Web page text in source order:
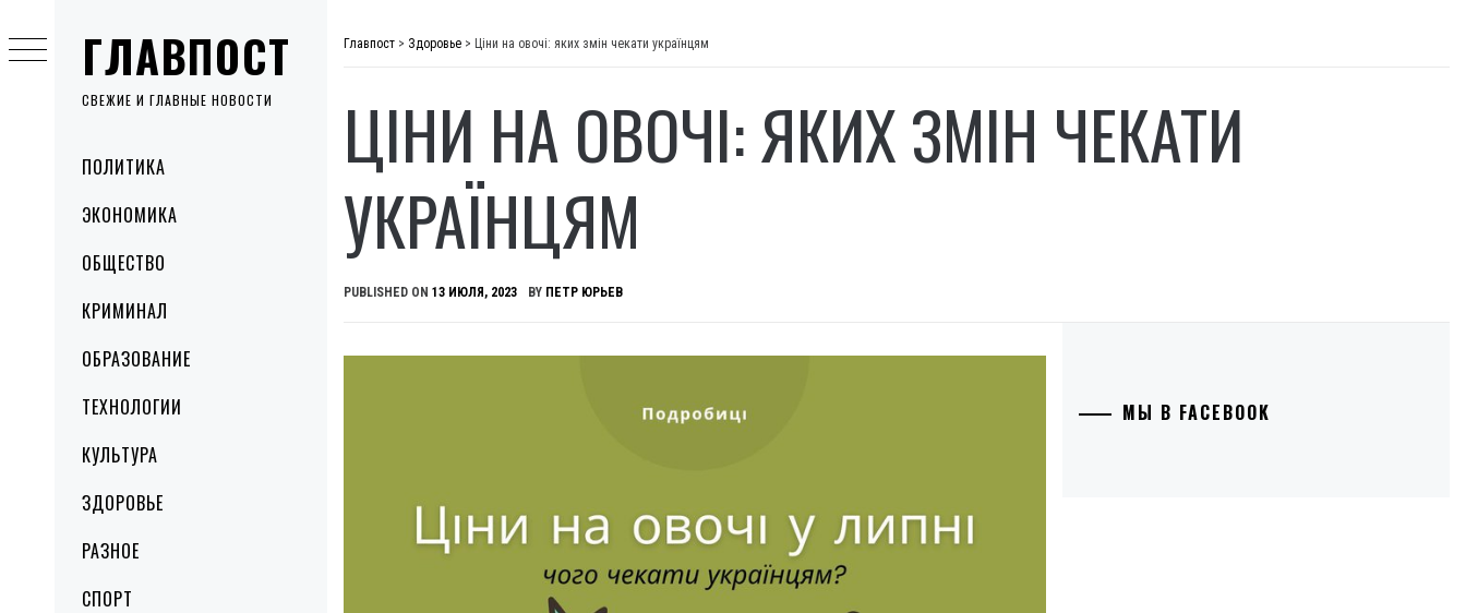
ГЛАВПОСТ
СВЕЖИЕ И ГЛАВНЫЕ НОВОСТИ
MenuПОЛИТИКА
ЭКОНОМИКА
ОБЩЕСТВО
КРИМИНАЛ
ОБРАЗОВАНИЕ
ТЕХНОЛОГИИ
КУЛЬТУРА
ЗДОРОВЬЕ
РАЗНОЕ
СПОРТ
to
content
Главпост > Здоровье > Ціни на овочі: яких змін чекати українцям
ЦІНИ НА ОВОЧІ: ЯКИХ ЗМІН ЧЕКАТИ
УКРАЇНЦЯМ
PUBLISHED ON 13 ИЮЛЯ, 2023 BY ПЕТР ЮРЬЕВ
МЫ В FACEBOOK